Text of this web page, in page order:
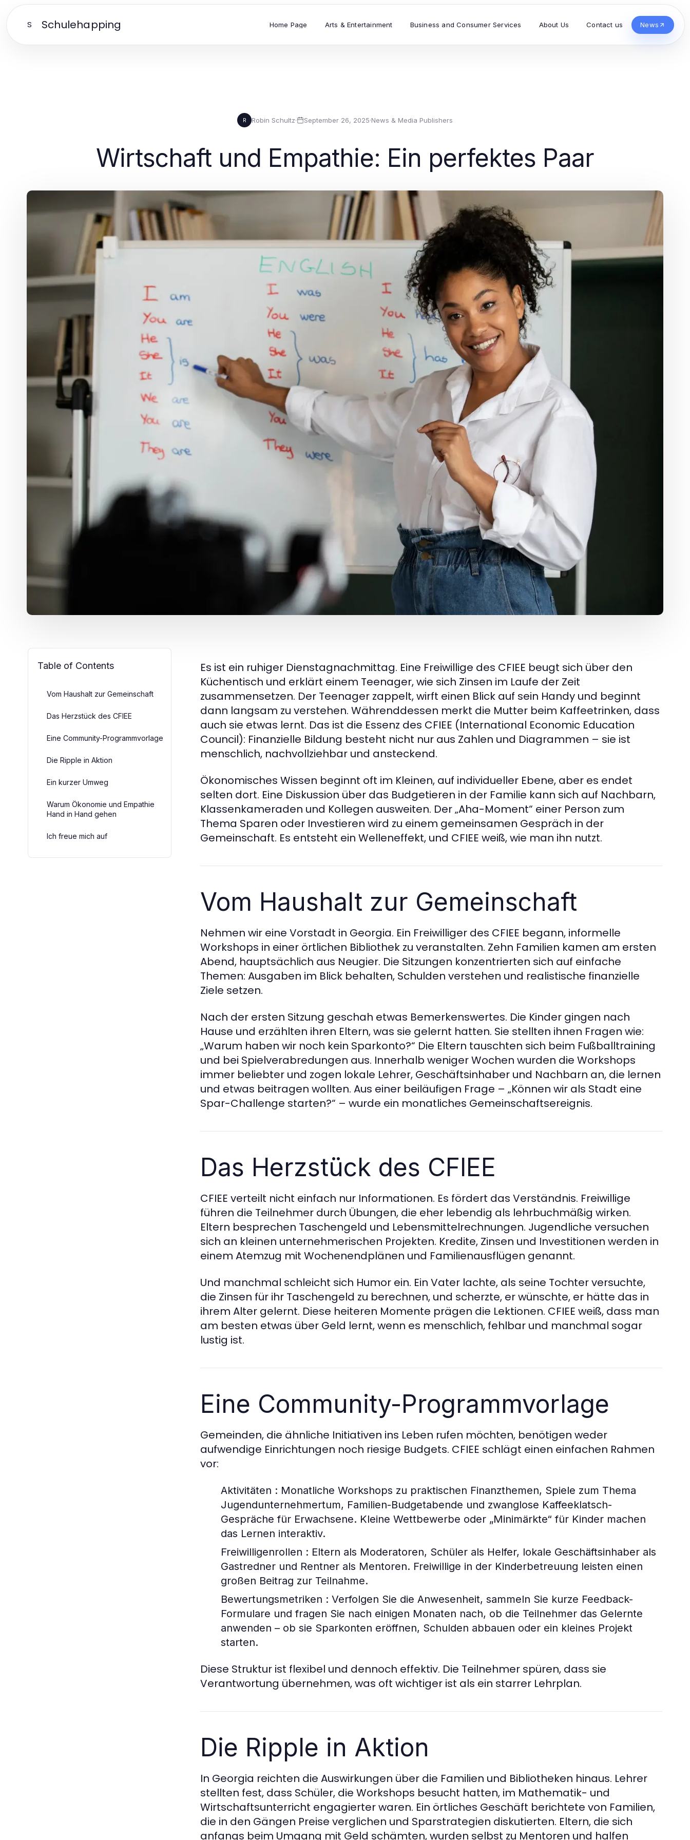
S Schulehapping Home Page Arts & Entertainment Business and Consumer Services About Us Contact us News
R Robin Schultz· September 26, 2025·News & Media Publishers
Wirtschaft und Empathie: Ein perfektes Paar
Table of Contents
Vom Haushalt zur Gemeinschaft
Das Herzstück des CFIEE
Eine Community-Programmvorlage
Die Ripple in Aktion
Ein kurzer Umweg
Warum Ökonomie und Empathie
Hand in Hand gehen
Ich freue mich auf
Es ist ein ruhiger Dienstagnachmittag. Eine Freiwillige des CFIEE beugt sich über den
Küchentisch und erklärt einem Teenager, wie sich Zinsen im Laufe der Zeit
zusammensetzen. Der Teenager zappelt, wirft einen Blick auf sein Handy und beginnt
dann langsam zu verstehen. Währenddessen merkt die Mutter beim Kaffeetrinken, dass
auch sie etwas lernt. Das ist die Essenz des CFIEE (International Economic Education
Council): Finanzielle Bildung besteht nicht nur aus Zahlen und Diagrammen – sie ist
menschlich, nachvollziehbar und ansteckend.
Ökonomisches Wissen beginnt oft im Kleinen, auf individueller Ebene, aber es endet
selten dort. Eine Diskussion über das Budgetieren in der Familie kann sich auf Nachbarn,
Klassenkameraden und Kollegen ausweiten. Der „Aha-Moment“ einer Person zum
Thema Sparen oder Investieren wird zu einem gemeinsamen Gespräch in der
Gemeinschaft. Es entsteht ein Welleneffekt, und CFIEE weiß, wie man ihn nutzt.
Vom Haushalt zur Gemeinschaft
Nehmen wir eine Vorstadt in Georgia. Ein Freiwilliger des CFIEE begann, informelle
Workshops in einer örtlichen Bibliothek zu veranstalten. Zehn Familien kamen am ersten
Abend, hauptsächlich aus Neugier. Die Sitzungen konzentrierten sich auf einfache
Themen: Ausgaben im Blick behalten, Schulden verstehen und realistische finanzielle
Ziele setzen.
Nach der ersten Sitzung geschah etwas Bemerkenswertes. Die Kinder gingen nach
Hause und erzählten ihren Eltern, was sie gelernt hatten. Sie stellten ihnen Fragen wie:
„Warum haben wir noch kein Sparkonto?“ Die Eltern tauschten sich beim Fußballtraining
und bei Spielverabredungen aus. Innerhalb weniger Wochen wurden die Workshops
immer beliebter und zogen lokale Lehrer, Geschäftsinhaber und Nachbarn an, die lernen
und etwas beitragen wollten. Aus einer beiläufigen Frage – „Können wir als Stadt eine
Spar-Challenge starten?“ – wurde ein monatliches Gemeinschaftsereignis.
Das Herzstück des CFIEE
CFIEE verteilt nicht einfach nur Informationen. Es fördert das Verständnis. Freiwillige
führen die Teilnehmer durch Übungen, die eher lebendig als lehrbuchmäßig wirken.
Eltern besprechen Taschengeld und Lebensmittelrechnungen. Jugendliche versuchen
sich an kleinen unternehmerischen Projekten. Kredite, Zinsen und Investitionen werden in
einem Atemzug mit Wochenendplänen und Familienausflügen genannt.
Und manchmal schleicht sich Humor ein. Ein Vater lachte, als seine Tochter versuchte,
die Zinsen für ihr Taschengeld zu berechnen, und scherzte, er wünschte, er hätte das in
ihrem Alter gelernt. Diese heiteren Momente prägen die Lektionen. CFIEE weiß, dass man
am besten etwas über Geld lernt, wenn es menschlich, fehlbar und manchmal sogar
lustig ist.
Eine Community-Programmvorlage
Gemeinden, die ähnliche Initiativen ins Leben rufen möchten, benötigen weder
aufwendige Einrichtungen noch riesige Budgets. CFIEE schlägt einen einfachen Rahmen
vor:
Aktivitäten : Monatliche Workshops zu praktischen Finanzthemen, Spiele zum Thema
Jugendunternehmertum, Familien-Budgetabende und zwanglose Kaffeeklatsch-
Gespräche für Erwachsene. Kleine Wettbewerbe oder „Minimärkte“ für Kinder machen
das Lernen interaktiv.
Freiwilligenrollen : Eltern als Moderatoren, Schüler als Helfer, lokale Geschäftsinhaber als
Gastredner und Rentner als Mentoren. Freiwillige in der Kinderbetreuung leisten einen
großen Beitrag zur Teilnahme.
Bewertungsmetriken : Verfolgen Sie die Anwesenheit, sammeln Sie kurze Feedback-
Formulare und fragen Sie nach einigen Monaten nach, ob die Teilnehmer das Gelernte
anwenden – ob sie Sparkonten eröffnen, Schulden abbauen oder ein kleines Projekt
starten.
Diese Struktur ist flexibel und dennoch effektiv. Die Teilnehmer spüren, dass sie
Verantwortung übernehmen, was oft wichtiger ist als ein starrer Lehrplan.
Die Ripple in Aktion
In Georgia reichten die Auswirkungen über die Familien und Bibliotheken hinaus. Lehrer
stellten fest, dass Schüler, die Workshops besucht hatten, im Mathematik- und
Wirtschaftsunterricht engagierter waren. Ein örtliches Geschäft berichtete von Familien,
die in den Gängen Preise verglichen und Sparstrategien diskutierten. Eltern, die sich
anfangs beim Umgang mit Geld schämten, wurden selbst zu Mentoren und halfen